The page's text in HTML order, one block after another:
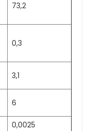
73,2
0,3
3,1
6
0,0025